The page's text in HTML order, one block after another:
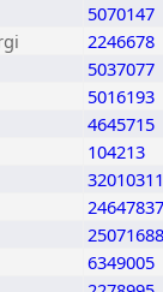
5070147
2246678
5037077
5016193
4645715
104213
32010311
24647837
25071688
6349005